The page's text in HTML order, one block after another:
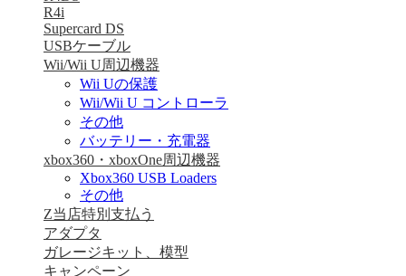
R4i
Supercard DS
USBケーブル
Wii/Wii U周辺機器
Wii Uの保護
Wii/Wii U コントローラ
その他
バッテリー・充電器
xbox360・xboxOne周辺機器
Xbox360 USB Loaders
その他
Z当店特別支払う
アダプタ
ガレージキット、模型
キャンペーン